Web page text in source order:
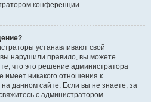
конференции.
устанавливают свой
нарушили правило, вы можете
что это решение администратора
имеет никакого отношения к
данном сайте. Если вы не знаете, за
с администратором